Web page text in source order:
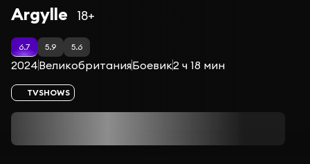
Argylle
18+
6.7 5.9 5.6
2024ВеликобританияБоевик2 ч 18 мин
TVSHOWS